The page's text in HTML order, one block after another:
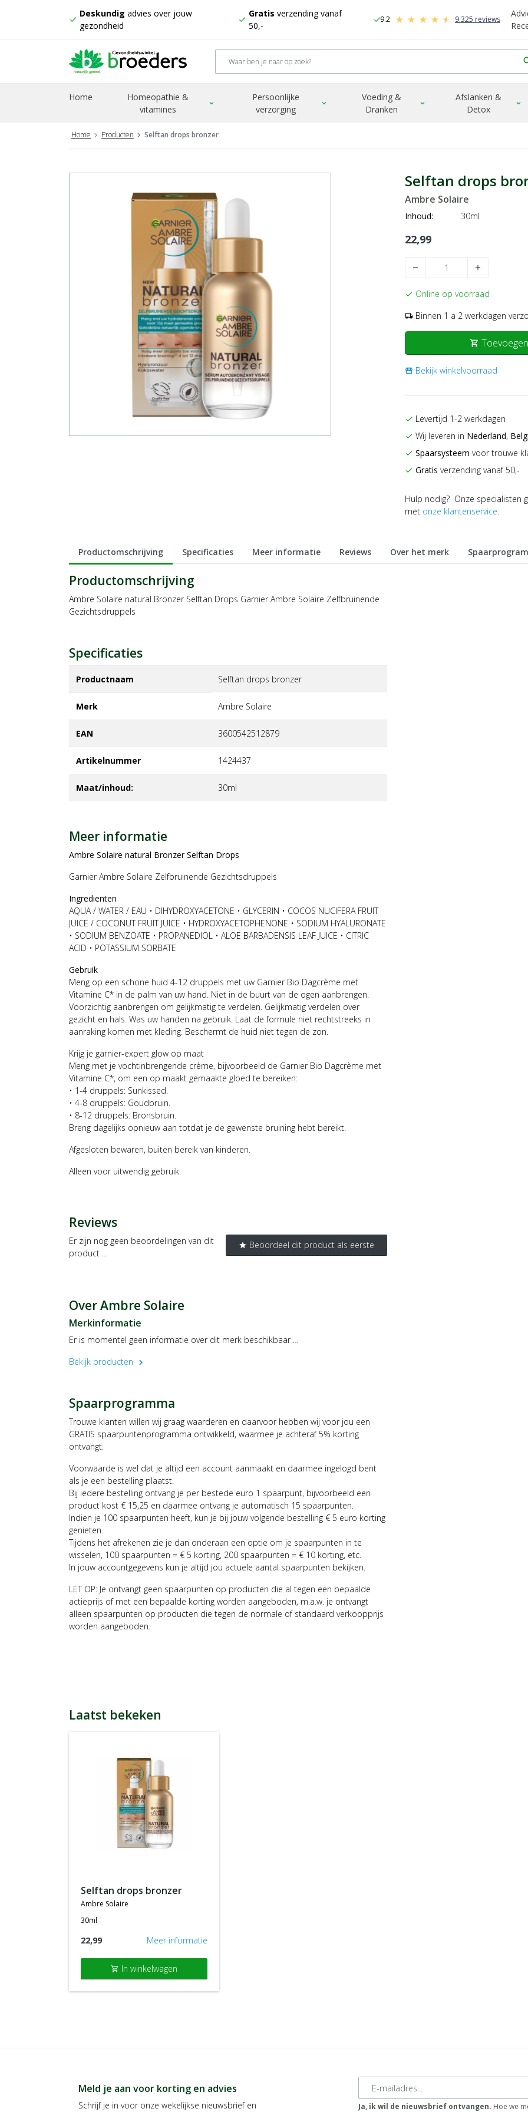
check
Deskundig advies over jouw
gezondheid
check
Gratis verzending vanaf
50,-
check9.2 9.325 reviews
Home
Homeopathie &
vitamines
expand_more
Persoonlijke
verzorging
expand_more
Voeding &
Dranken
expand_more
Afslanken &
Detox
expand_more
Home Producten Selftan drops bronzer
Selftan drops
Ambre Solaire
Inhoud: 30ml
22,99
remove add
check Online op voorraad
local_shipping Binnen 1 a 2 werkdagen
shopping_cart
storefront Bekijk winkelvoorraad
check Levertijd 1-2 werkdagen
check Wij leveren in Nederland,
check Spaarsysteem voor trouwe
check Gratis verzending vanaf 50,-
Hulp nodig? Onze specialisten
met onze klantenservice.
Productomschrijving Specificaties Meer informatie Reviews Over het merk
Productomschrijving
Ambre Solaire natural Bronzer Selftan Drops Garnier Ambre Solaire Zelfbruinende
Gezichtsdruppels
Specificaties
Productnaam Selftan drops bronzer
Merk ambre solaire
EAN 3600542512879
Artikelnummer 1424437
Maat/inhoud: 30ml
Meer informatie
Ambre Solaire natural Bronzer Selftan Drops
Garnier Ambre Solaire Zelfbruinende Gezichtsdruppels
Ingredienten
AQUA / WATER / EAU • DIHYDROXYACETONE • GLYCERIN • COCOS NUCIFERA FRUIT
JUICE / COCONUT FRUIT JUICE • HYDROXYACETOPHENONE • SODIUM HYALURONATE
• SODIUM BENZOATE • PROPANEDIOL • ALOE BARBADENSIS LEAF JUICE • CITRIC
ACID • POTASSIUM SORBATE
Gebruik
Meng op een schone huid 4-12 druppels met uw Garnier Bio Dagcrème met
Vitamine C* in de palm van uw hand. Niet in de buurt van de ogen aanbrengen.
Voorzichtig aanbrengen om gelijkmatig te verdelen. Gelijkmatig verdelen over
gezicht en hals. Was uw handen na gebruik. Laat de formule niet rechtstreeks in
aanraking komen met kleding. Beschermt de huid niet tegen de zon.
Krijg je garnier-expert glow op maat
Meng met je vochtinbrengende crème, bijvoorbeeld de Garnier Bio Dagcrème met
Vitamine C*, om een op maakt gemaakte gloed te bereiken:
• 1-4 druppels: Sunkissed.
• 4-8 druppels: Goudbruin.
• 8-12 druppels: Bronsbruin.
Breng dagelijks opnieuw aan totdat je de gewenste bruining hebt bereikt.
Afgesloten bewaren, buiten bereik van kinderen.
Alleen voor uitwendig gebruik.
Reviews
star Beoordeel dit product als eerste
Er zijn nog geen beoordelingen van dit
product …
Over Ambre Solaire
Merkinformatie
Er is momentel geen informatie over dit merk beschikbaar …
Bekijk producten
chevron_right
Spaarprogramma
Trouwe klanten willen wij graag waarderen en daarvoor hebben wij voor jou een
GRATIS spaarpuntenprogramma ontwikkeld, waarmee je achteraf 5% korting
ontvangt.
Voorwaarde is wel dat je altijd een account aanmaakt en daarmee ingelogd bent
als je een bestelling plaatst.
Bij iedere bestelling ontvang je per bestede euro 1 spaarpunt, bijvoorbeeld een
product kost € 15,25 en daarmee ontvang je automatisch 15 spaarpunten.
Indien je 100 spaarpunten heeft, kun je bij jouw volgende bestelling € 5 euro korting
genieten.
Tijdens het afrekenen zie je dan onderaan een optie om je spaarpunten in te
wisselen, 100 spaarpunten = € 5 korting, 200 spaarpunten = € 10 korting, etc.
In jouw accountgegevens kun je altijd jou actuele aantal spaarpunten bekijken.
LET OP: Je ontvangt geen spaarpunten op producten die al tegen een bepaalde
actieprijs of met een bepaalde korting worden aangeboden, m.a.w. je ontvangt
alleen spaarpunten op producten die tegen de normale of standaard verkoopprijs
worden aangeboden.
Laatst bekeken
selftan drops bronzer
ambre solaire
30ml
22,99 Meer informatie
shopping_cart In winkelwagen
Meld je aan voor korting en advies
Schrijf je in voor onze wekelijkse nieuwsbrief en
E-mailadres
Ja, ik wil de nieuwsbrief ontvangen. Hoe we